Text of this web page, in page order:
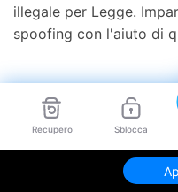
Recupero Sblocca
illegale per Legge.
spoofing con l'aiuto di